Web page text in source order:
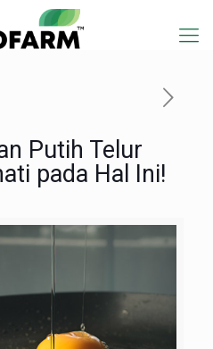
Putih Telur
pada Hal Ini!